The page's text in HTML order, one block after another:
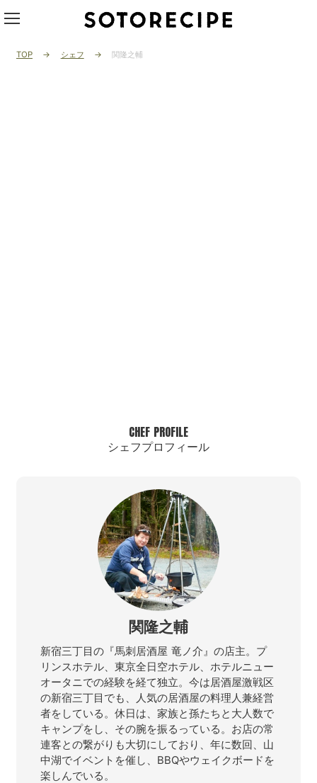
TOP シェフ 関隆之輔
CHEF PROFILE
シェフプロフィール
関隆之輔
新宿三丁目の『馬刺居酒屋 竜ノ介』の店主。プ
リンスホテル、東京全日空ホテル、ホテルニュー
オータニでの経験を経て独立。今は居酒屋激戦区
の新宿三丁目でも、人気の居酒屋の料理人兼経営
者をしている。休日は、家族と孫たちと大人数で
キャンプをし、その腕を振るっている。お店の常
連客との繋がりも大切にしており、年に数回、山
中湖でイベントを催し、BBQやウェイクボードを
楽しんでいる。